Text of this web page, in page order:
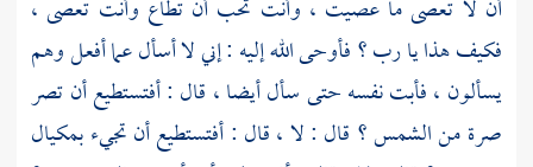
أن لا تعصى ما عصيت ، وأنت تحب أن تطاع وأنت تعصى ،
فكيف هذا يا رب ؟ فأوحى الله إليه : إني لا أسأل عما أفعل وهم
يسألون ، فأبت نفسه حتى سأل أيضا ، قال : أفتستطيع أن تصر
صرة من الشمس ؟ قال : لا ، قال : أفتستطيع أن تجيء بمكيال